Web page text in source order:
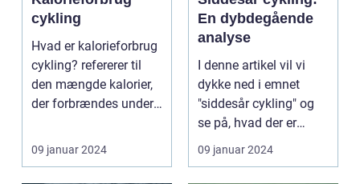
cykling
Hvad er kalorieforbrug
cykling? refererer til
den mængde kalorier,
der forbrændes under
09 januar 2024
En dybdegående
analyse
I denne artikel vil vi
dykke ned i emnet
"siddesår cykling" og
se på, hvad der er
vigtigt at vide fo...
09 januar 2024